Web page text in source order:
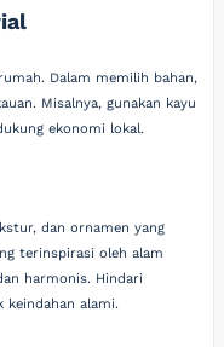
Dalam memilih bahan,
Misalnya, gunakan kayu
ekonomi lokal.
dan ornamen yang
terinspirasi oleh alam
harmonis. Hindari
keindahan alami.